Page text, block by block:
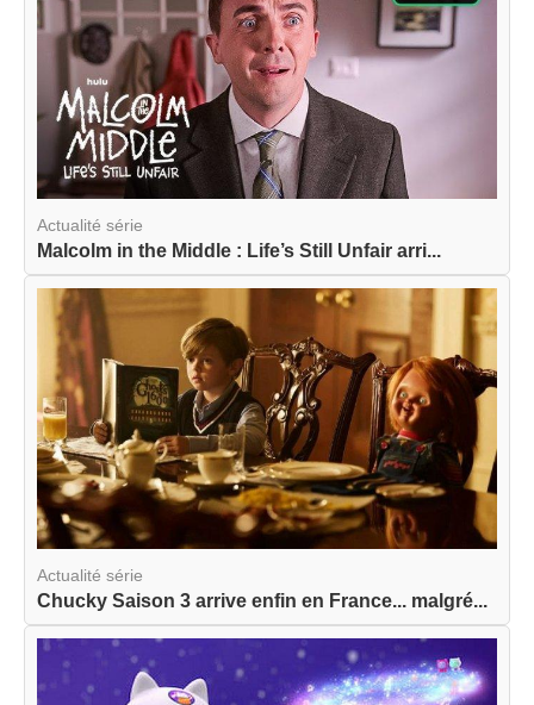
Actualité série
Malcolm in the Middle : Life’s Still Unfair arri...
Actualité série
Chucky Saison 3 arrive enfin en France... malgré...